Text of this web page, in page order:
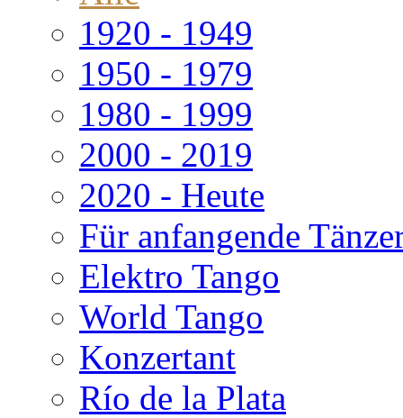
1920 - 1949
1950 - 1979
1980 - 1999
2000 - 2019
2020 - Heute
Für anfangende
Elektro Tango
World Tango
Konzertant
Río de la Plata